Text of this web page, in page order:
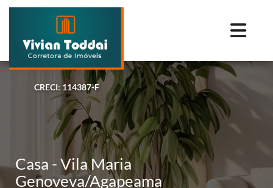
CRECI: 114387-F
Casa - Vila Maria
Genoveva/Agapeama